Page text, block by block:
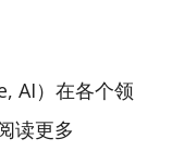
AI）在各个领
读更多